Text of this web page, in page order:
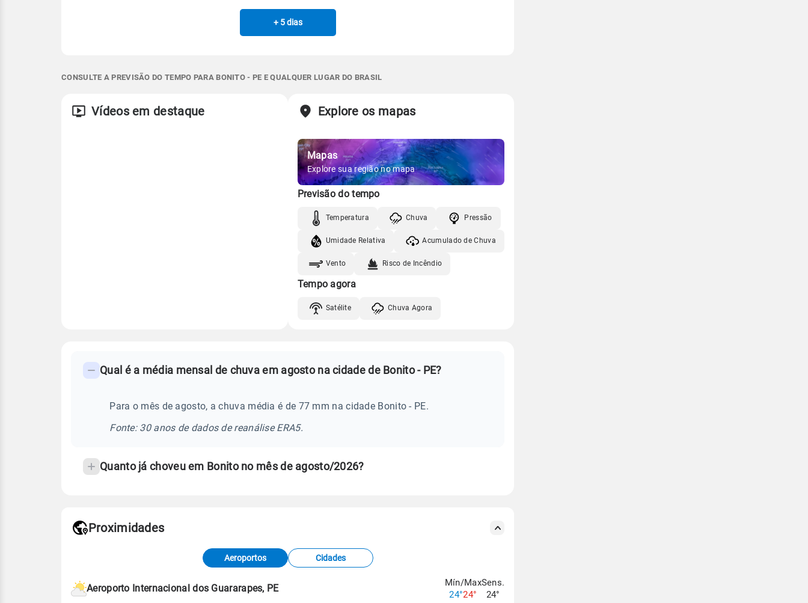
Rajada de vento
05:34h às 17:22h
Sensação térmica
Chuva
SSE - 11km/h
SSE - 40km/h
05:34h às 17:22h
Vento Umidade
ManhãTarde
18° 25°
19°22°
3.9mm
Vento
Rajada de vento
Sol
Lua
Gráfico
+ 5 dias
CONSULTE A PREVISÃO DO TEMPO PARA BONITO - PE E QUALQUER LUGAR DO BRASIL
Vídeos em destaque Explore os mapas
Mapas
Explore sua região no mapa
Previsão do tempo
Temperatura Chuva Pressão
Umidade Relativa Acumulado de Chuva
Vento Risco de Incêndio
Tempo agora
Satélite Chuva Agora
frequentes
temperatura
Qual é a média mensal de chuva em agosto na cidade de Bonito - PE?
Para o mês de agosto, a chuva média é de 77 mm na cidade Bonito - PE.
Fonte: 30 anos de dados de reanálise ERA5.
Quanto já choveu em Bonito no mês de agosto/2026?
de Tempo e Estudos Climáticos (CPTEC).
Proximidades
Aeroportos Cidades
Aeroporto Internacional dos Guararapes, PE
Mín/Max
24°24°
Sens.
24°